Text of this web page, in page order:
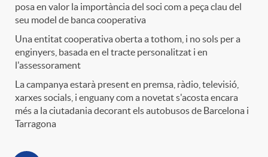
i
a
s
posa en valor la importància del soci com a peça clau del
seu model de banca cooperativa
Una entitat cooperativa oberta a tothom, i no sols per a
enginyers, basada en el tracte personalitzat i en
l'assessorament
La campanya estarà present en premsa, ràdio, televisió,
xarxes socials, i enguany com a novetat s'acosta encara
més a la ciutadania decorant els autobusos de Barcelona i
Tarragona